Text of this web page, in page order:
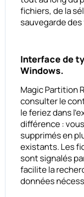
fichiers, de la
sauvegarde
Interface de
Windows.
Magic Partition
consulter le
le feriez dans
différence :
supprimés en
existants. Les
sont signalés
facilite la
données